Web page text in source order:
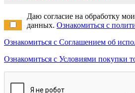
Даю согласие на обработку
данных. Ознакомиться с
Ознакомиться с Соглашением об
Ознакомиться с Условиями покупки